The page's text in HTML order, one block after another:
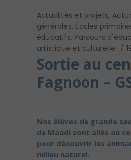
Actualités et projets,
générales, Écoles
éducatifs, Parcours
artistique et culturelle
Sortie au
Fagnoon –
Nos élèves de grande
de Maadi sont allés au
pour découvrir les
milieu naturel.